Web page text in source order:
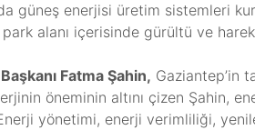
güneş enerjisi üretim sistemleri
alanı içerisinde gürültü ve
Fatma Şahin, Gaziantep’in
öneminin altını çizen Şahin,
yönetimi, enerji verimliliği,